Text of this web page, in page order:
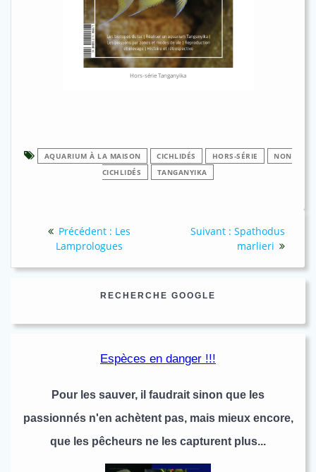
Hors-série Tanganyika
AQUARIUM À LA MAISON CICHLIDÉS HORS-SÉRIE
NON
CICHLIDÉS
TANGANYIKA
l’article
Précédent : Article
précédent
Les
Lamprologues
Suivant : Article
suivant
Spathodus
marlieri
RECHERCHE GOOGLE
Espèces en danger !!!
Pour les sauver, il faudrait sinon que les
passionnés n'en achètent pas, mais mieux encore,
que les pêcheurs ne les capturent plus...